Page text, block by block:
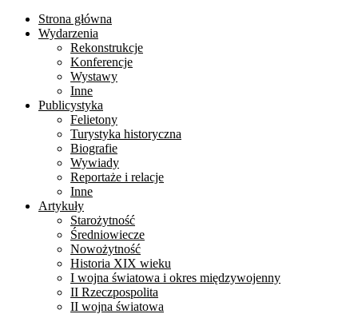
Strona główna
Wydarzenia
Rekonstrukcje
Konferencje
Wystawy
Inne
Publicystyka
Felietony
Turystyka historyczna
Biografie
Wywiady
Reportaże i relacje
Inne
Artykuły
Starożytność
Średniowiecze
Nowożytność
Historia XIX wieku
I wojna światowa i okres międzywojenny
II Rzeczpospolita
II wojna światowa